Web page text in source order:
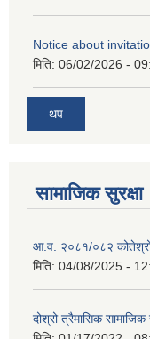
Notice about
मिति: 06/02/2026 -
थप
सामाजिक सुरक्षा
आ.व. २०८१/०८२ कोतेश्रो
मिति: 04/08/2025 -
दोश्रो त्रैमासिक सामाजिक